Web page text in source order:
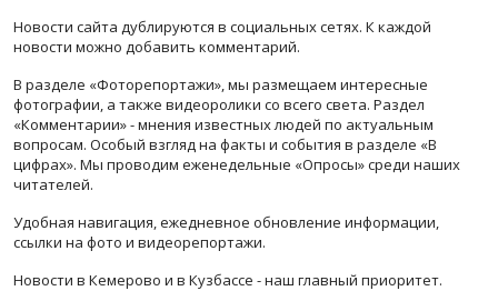
Новости сайта дублируются в социальных сетях. К каждой
новости можно добавить комментарий.
В разделе «Фоторепортажи», мы размещаем интересные
фотографии, а также видеоролики со всего света. Раздел
«Комментарии» - мнения известных людей по актуальным
вопросам. Особый взгляд на факты и события в разделе «В
цифрах». Мы проводим еженедельные «Опросы» среди наших
читателей.
Удобная навигация, ежедневное обновление информации,
ссылки на фото и видеорепортажи.
Новости в Кемерово и в Кузбассе - наш главный приоритет.